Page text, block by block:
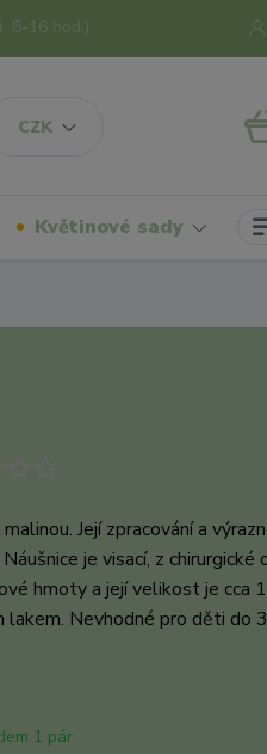
CZK
8-16 hod.)
Květinové sady
malinou. Její zpracování a
je visací, z chirurgické
hmoty a její velikost je cca
lakem. Nevhodné pro děti do
1 pár